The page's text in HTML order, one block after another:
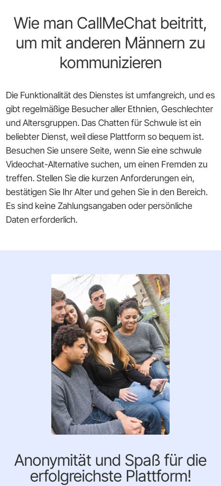
Wie man CallMeChat beitritt,
um mit anderen Männern zu
kommunizieren
Die Funktionalität des Dienstes ist umfangreich, und es
gibt regelmäßige Besucher aller Ethnien, Geschlechter
und Altersgruppen. Das Chatten für Schwule ist ein
beliebter Dienst, weil diese Plattform so bequem ist.
Besuchen Sie unsere Seite, wenn Sie eine schwule
Videochat-Alternative suchen, um einen Fremden zu
treffen. Stellen Sie die kurzen Anforderungen ein,
bestätigen Sie Ihr Alter und gehen Sie in den Bereich.
Es sind keine Zahlungsangaben oder persönliche
Daten erforderlich.
Anonymität und Spaß für die
erfolgreichste Plattform!